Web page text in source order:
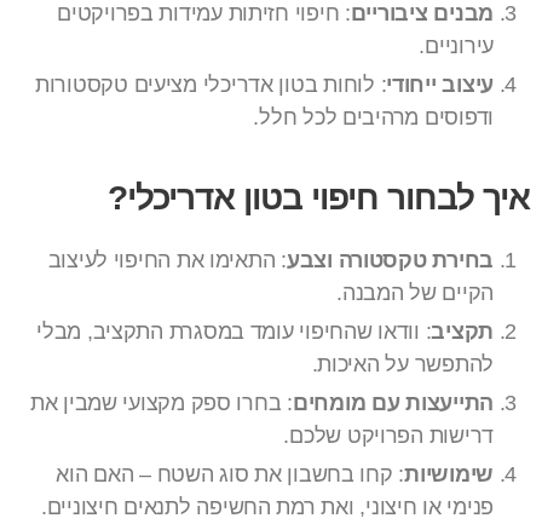
מבנים ציבוריים: חיפוי חזיתות עמידות בפרויקטים
עירוניים.
עיצוב ייחודי: לוחות בטון אדריכלי מציעים טקסטורות
ודפוסים מרהיבים לכל חלל.
איך לבחור חיפוי בטון אדריכלי?
בחירת טקסטורה וצבע: התאימו את החיפוי לעיצוב
הקיים של המבנה.
תקציב: וודאו שהחיפוי עומד במסגרת התקציב, מבלי
להתפשר על האיכות.
התייעצות עם מומחים: בחרו ספק מקצועי שמבין את
דרישות הפרויקט שלכם.
שימושיות: קחו בחשבון את סוג השטח – האם הוא
פנימי או חיצוני, ואת רמת החשיפה לתנאים חיצוניים.